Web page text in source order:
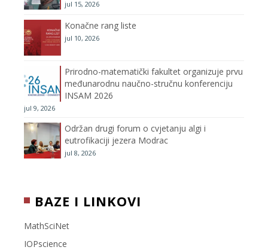
e
jul 15, 2026
Konačne rang liste
jul 10, 2026
Prirodno-matematički fakultet organizuje prvu
međunarodnu naučno-stručnu konferenciju
INSAM 2026
jul 9, 2026
Održan drugi forum o cvjetanju algi i
eutrofikaciji jezera Modrac
jul 8, 2026
BAZE I LINKOVI
MathSciNet
IOPscience